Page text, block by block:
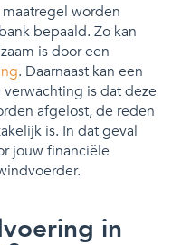
worden
bepaald. Zo kan
is door een
. Daarnaast kan een
verwachting is dat deze
afgelost, de reden
is. In dat geval
jouw financiële
in